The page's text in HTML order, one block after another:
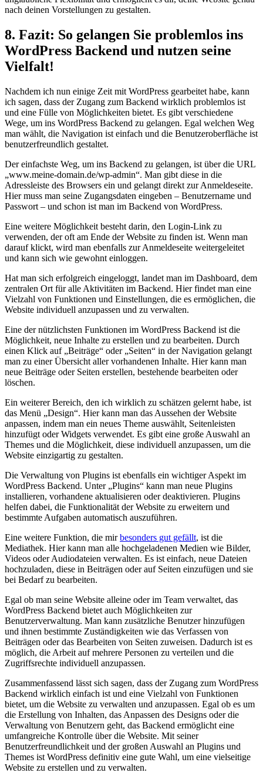
nach deinen Vorstellungen zu gestalten.
8. Fazit: So gelangen Sie problemlos ins
WordPress Backend und nutzen seine
Vielfalt!
Nachdem ich nun einige Zeit mit WordPress gearbeitet habe, kann
ich sagen, dass der Zugang zum Backend wirklich problemlos ist
und eine Fülle von Möglichkeiten bietet. Es gibt verschiedene
Wege, um ins WordPress Backend zu gelangen. Egal welchen Weg
man wählt, die Navigation ist einfach und die Benutzeroberfläche ist
benutzerfreundlich gestaltet.
Der einfachste Weg, um ins Backend zu gelangen, ist über die URL
„www.meine-domain.de/wp-admin“. Man gibt diese in die
Adressleiste des Browsers ein und gelangt direkt zur Anmeldeseite.
Hier muss man seine Zugangsdaten eingeben – Benutzername und
Passwort – und schon ist man im Backend von WordPress.
Eine weitere Möglichkeit besteht darin, den Login-Link zu
verwenden, der oft am Ende der Website zu finden ist. Wenn man
darauf klickt, wird man ebenfalls zur Anmeldeseite weitergeleitet
und kann sich wie gewohnt einloggen.
Hat man sich erfolgreich eingeloggt, landet man im Dashboard, dem
zentralen Ort für alle Aktivitäten im Backend. Hier findet man eine
Vielzahl von Funktionen und Einstellungen, die es ermöglichen, die
Website individuell anzupassen und zu verwalten.
Eine der nützlichsten Funktionen im WordPress Backend ist die
Möglichkeit, neue Inhalte zu erstellen und zu bearbeiten. Durch
einen Klick auf „Beiträge“ oder „Seiten“ in der Navigation gelangt
man zu einer Übersicht aller vorhandenen Inhalte. Hier kann man
neue Beiträge oder Seiten erstellen, bestehende bearbeiten oder
löschen.
Ein weiterer Bereich, den ich wirklich zu schätzen gelernt habe, ist
das Menü „Design“. Hier kann man das Aussehen der Website
anpassen, indem man ein neues Theme auswählt, Seitenleisten
hinzufügt oder Widgets verwendet. Es gibt eine große Auswahl an
Themes und die Möglichkeit, diese individuell anzupassen, um die
Website einzigartig zu gestalten.
Die Verwaltung von Plugins ist ebenfalls ein wichtiger Aspekt im
WordPress Backend. Unter „Plugins“ kann man neue Plugins
installieren, vorhandene aktualisieren oder deaktivieren. Plugins
helfen dabei, die Funktionalität der Website zu erweitern und
bestimmte Aufgaben automatisch auszuführen.
Eine weitere Funktion, die mirbesonders gut gefällt, ist die
Mediathek. Hier kann man alle hochgeladenen Medien wie Bilder,
Videos oder Audiodateien verwalten. Es ist einfach, neue Dateien
hochzuladen, diese in Beiträgen oder auf Seiten einzufügen und sie
bei Bedarf zu bearbeiten.
Egal ob man seine Website alleine oder im Team verwaltet, das
WordPress Backend bietet auch Möglichkeiten zur
Benutzerverwaltung. Man kann zusätzliche Benutzer hinzufügen
und ihnen bestimmte Zuständigkeiten wie das Verfassen von
Beiträgen oder das Bearbeiten von Seiten zuweisen. Dadurch ist es
möglich, die Arbeit auf mehrere Personen zu verteilen und die
Zugriffsrechte individuell anzupassen.
Zusammenfassend lässt sich sagen, dass der Zugang zum WordPress
Backend wirklich einfach ist und eine Vielzahl von Funktionen
bietet, um die Website zu verwalten und anzupassen. Egal ob es um
die Erstellung von Inhalten, das Anpassen des Designs oder die
Verwaltung von Benutzern geht, das Backend ermöglicht eine
umfangreiche Kontrolle über die Website. Mit seiner
Benutzerfreundlichkeit und der großen Auswahl an Plugins und
Themes ist WordPress definitiv eine gute Wahl, um eine vielseitige
Website zu erstellen und zu verwalten.